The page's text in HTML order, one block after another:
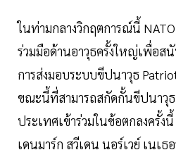
ในท่ามกลางวิกฤตการณ์นี้
ร่วมมือด้านอาวุธครั้งใหญ่เพื่อส
การส่งมอบระบบขีปนาวุธ
ขณะนี้ที่สามารถสกัดกั้นขีปนาวุธ
ประเทศเข้าร่วมในข้อตกลงครั้
เดนมาร์ก สวีเดน นอร์เวย์ เนเ